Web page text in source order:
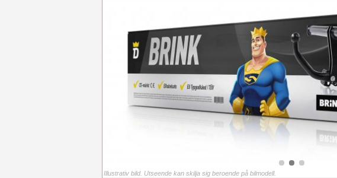
Illustrativ bild. Utseende kan skilja sig beroende på bilmodell.